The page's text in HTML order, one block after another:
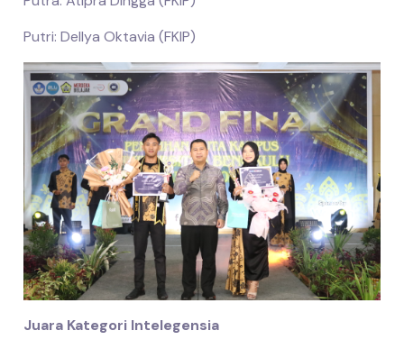
Putri: Dellya Oktavia (FKIP)
Juara Kategori Intelegensia